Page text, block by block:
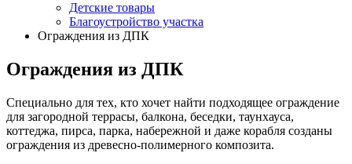
Детские товары
Благоустройство участка
Ограждения из ДПК
Ограждения из ДПК
Специально для тех, кто хочет найти подходящее ограждение
для загородной террасы, балкона, беседки, таунхауса,
коттеджа, пирса, парка, набережной и даже корабля созданы
ограждения из древесно-полимерного композита.